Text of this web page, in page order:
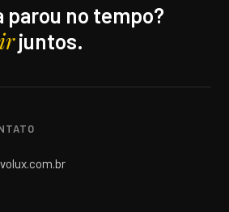
parou no tempo?
juntos.